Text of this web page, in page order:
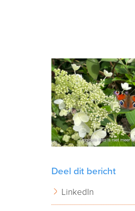
Deel dit bericht
LinkedIn